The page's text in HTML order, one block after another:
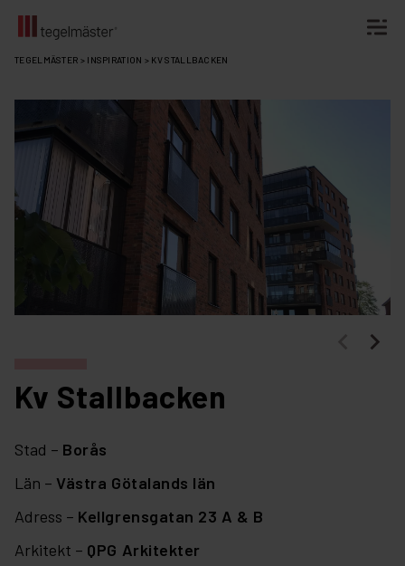
Fortsätt
TEGELMÄSTER > INSPIRATION > KV STALLBACKEN
Kv Stallbacken
Stad – Borås
Län – Västra Götalands län
Adress – Kellgrensgatan 23 A & B
Arkitekt – QPG Arkitekter